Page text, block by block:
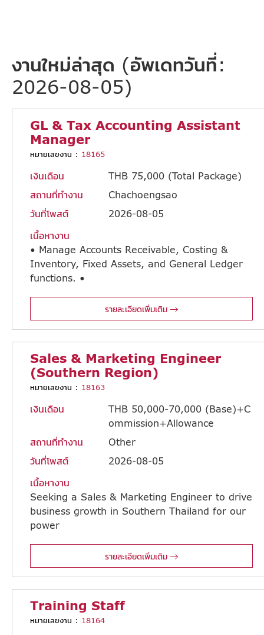
งานใหม่ล่าสุด (อัพเดทวันที่:
2026-08-05)
GL & Tax Accounting Assistant
Manager
หมายเลขงาน : 18165
เงินเดือน
THB 75,000 (Total Package)
สถานที่ทำงาน
Chachoengsao
วันที่โพสต์
2026-08-05
เนื้อหางาน
• Manage Accounts Receivable, Costing &
Inventory, Fixed Assets, and General Ledger
functions. •
รายละเอียดเพิ่มเติม
Sales & Marketing Engineer
(Southern Region)
หมายเลขงาน : 18163
เงินเดือน
THB 50,000-70,000 (Base)+C
ommission+Allowance
สถานที่ทำงาน
Other
วันที่โพสต์
2026-08-05
เนื้อหางาน
Seeking a Sales & Marketing Engineer to drive
business growth in Southern Thailand for our
power
รายละเอียดเพิ่มเติม
Training Staff
หมายเลขงาน : 18164